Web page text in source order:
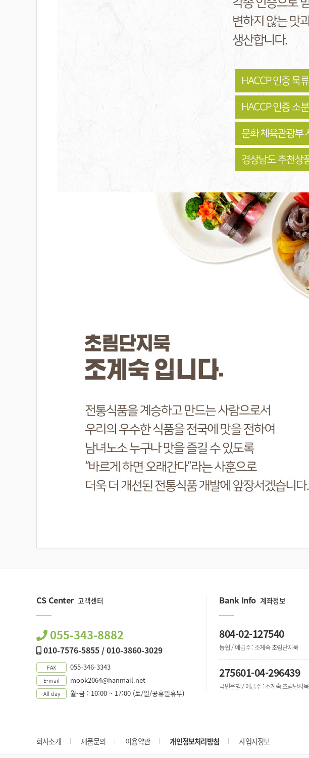
CS Center 고객센터
055-343-8882
010-7576-5855 / 010-3860-3029
FAX 055-346-3343
E-mail mook2064@hanmail.net
All day 월-금 : 10:00 ~ 17:00 (토/일/공휴일휴무)
Bank Info 계좌정보
804-02-127540
농협 / 예금주 : 조계숙 초림단지묵
275601-04-296439
국민은행 / 예금주 : 조계숙 초림단지묵
회사소개 제품문의 이용약관 개인정보처리방침 사업자정보